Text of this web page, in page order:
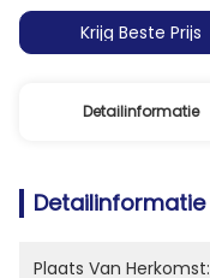
Krijg Beste Prijs
Detailinformatie
Detailinformatie
Plaats Van Herkomst: